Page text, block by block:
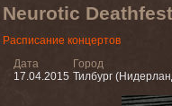
Neurotic
Расписание концертов
Дата
17.04.2015
Город
Тилбург